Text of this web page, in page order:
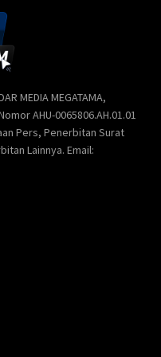
MEDIA MEGATAMA,
AHU-0065806.AH.01.01
Pers, Penerbitan Surat
Lainnya. Email: